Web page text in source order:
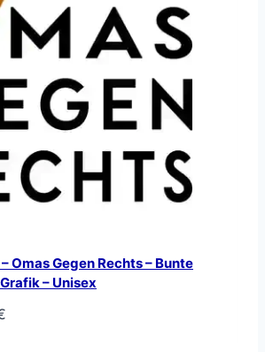
Omas Gegen Rechts – Bunte
– Unisex